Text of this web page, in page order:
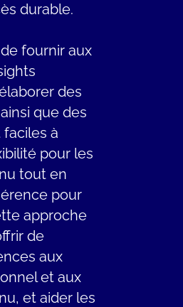
durable.
fournir aux
des
que des
à
pour les
tout en
pour
approche
de
aux
et aux
et aider les